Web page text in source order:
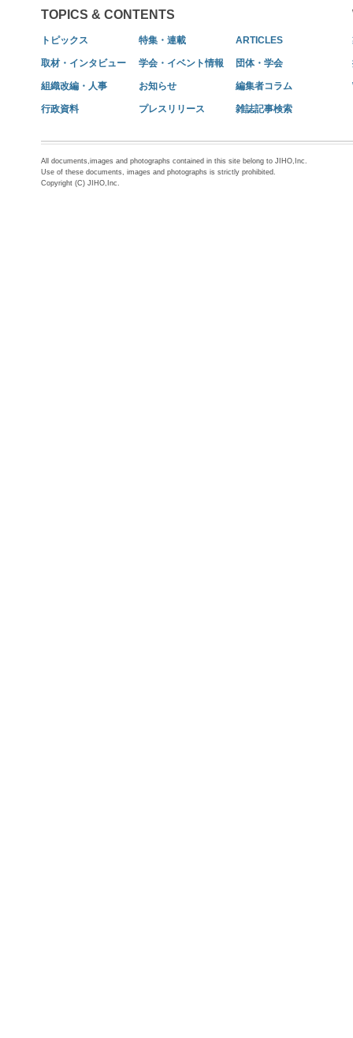
TOPICS & CONTENTS
トピックス 特集・連載 ARTICLES
取材・インタビュー 学会・イベント情報 団体・学会
組織改編・人事 お知らせ 編集者コラム
行政資料 プレスリリース 雑誌記事検索
All documents,images and photographs contained in this site belong to JIHO,Inc.
Use of these documents, images and photographs is strictly prohibited.
Copyright (C) JIHO,Inc.